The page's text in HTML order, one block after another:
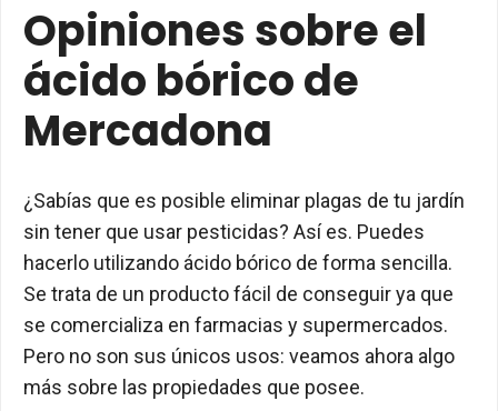
Opiniones sobre el
ácido bórico de
Mercadona
¿Sabías que es posible eliminar plagas de tu jardín
sin tener que usar pesticidas? Así es. Puedes
hacerlo utilizando ácido bórico de forma sencilla.
Se trata de un producto fácil de conseguir ya que
se comercializa en farmacias y supermercados.
Pero no son sus únicos usos: veamos ahora algo
más sobre las propiedades que posee.